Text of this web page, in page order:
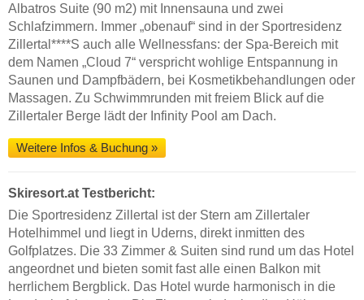
Albatros Suite (90 m2) mit Innensauna und zwei
Schlafzimmern. Immer „obenauf“ sind in der Sportresidenz
Zillertal****S auch alle Wellnessfans: der Spa-Bereich mit
dem Namen „Cloud 7“ verspricht wohlige Entspannung in
Saunen und Dampfbädern, bei Kosmetikbehandlungen oder
Massagen. Zu Schwimmrunden mit freiem Blick auf die
Zillertaler Berge lädt der Infinity Pool am Dach.
Weitere Infos & Buchung »
Skiresort.at Testbericht:
Die Sportresidenz Zillertal ist der Stern am Zillertaler
Hotelhimmel und liegt in Uderns, direkt inmitten des
Golfplatzes. Die 33 Zimmer & Suiten sind rund um das Hotel
angeordnet und bieten somit fast alle einen Balkon mit
herrlichem Bergblick. Das Hotel wurde harmonisch in die